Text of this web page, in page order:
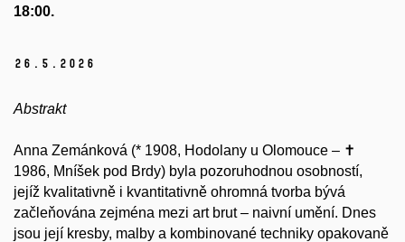
18:00.
26. 5. 2026
Abstrakt
Anna Zemánková (* 1908, Hodolany u Olomouce – ✝
1986, Mníšek pod Brdy) byla pozoruhodnou osobností,
jejíž kvalitativně i kvantitativně ohromná tvorba bývá
začleňována zejména mezi art brut – naivní umění. Dnes
jsou její kresby, malby a kombinované techniky opakovaně